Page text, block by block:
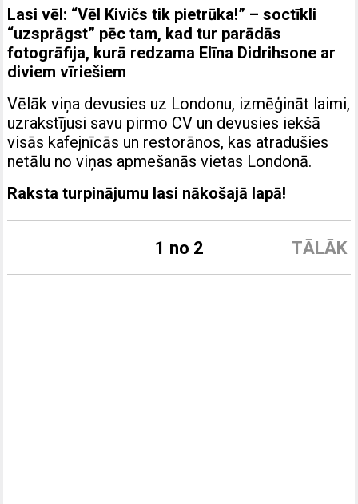
Lasi vēl: “Vēl Kivičs tik pietrūka!” – soctīkli
“uzsprāgst” pēc tam, kad tur parādās
fotogrāfija, kurā redzama Elīna Didrihsone ar
diviem vīriešiem
Vēlāk viņa devusies uz Londonu, izmēģināt laimi,
uzrakstījusi savu pirmo CV un devusies iekšā
visās kafejnīcās un restorānos, kas atradušies
netālu no viņas apmešanās vietas Londonā.
Raksta turpinājumu lasi nākošajā lapā!
TĀLĀK
1 no 2